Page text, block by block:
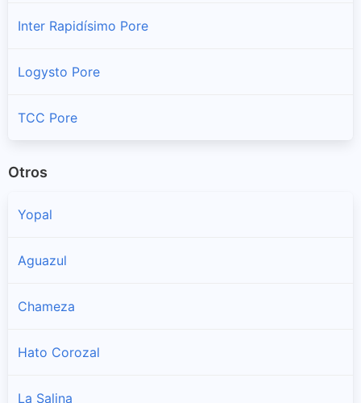
Inter Rapidísimo Pore
Logysto Pore
TCC Pore
Otros
Yopal
Aguazul
Chameza
Hato Corozal
La Salina